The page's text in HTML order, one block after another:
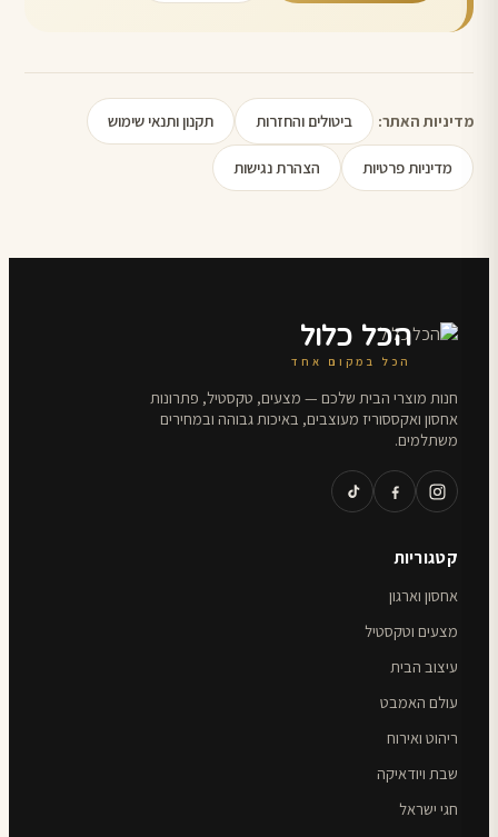
מדיניות האתר: ביטולים והחזרות תקנון ותנאי שימוש
מדיניות פרטיות הצהרת נגישות
הכל כלול
הכל במקום אחד
חנות מוצרי הבית שלכם — מצעים, טקסטיל, פתרונות
אחסון ואקססוריז מעוצבים, באיכות גבוהה ובמחירים
משתלמים.
קטגוריות
אחסון וארגון
מצעים וטקסטיל
עיצוב הבית
עולם האמבט
ריהוט ואירוח
שבת ויודאיקה
חגי ישראל